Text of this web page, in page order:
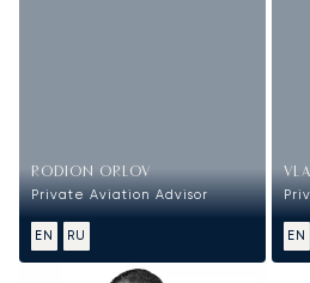
RODION ORLOV
Private Aviation Advisor
EN RU EN